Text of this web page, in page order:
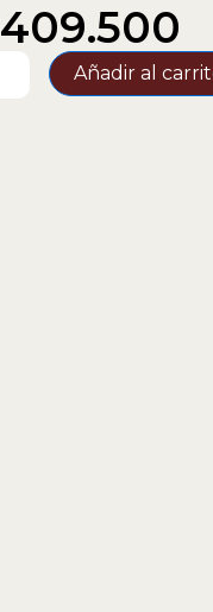
409.500
Añadir al